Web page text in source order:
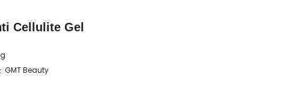
Cellulite Gel
g
GMT Beauty